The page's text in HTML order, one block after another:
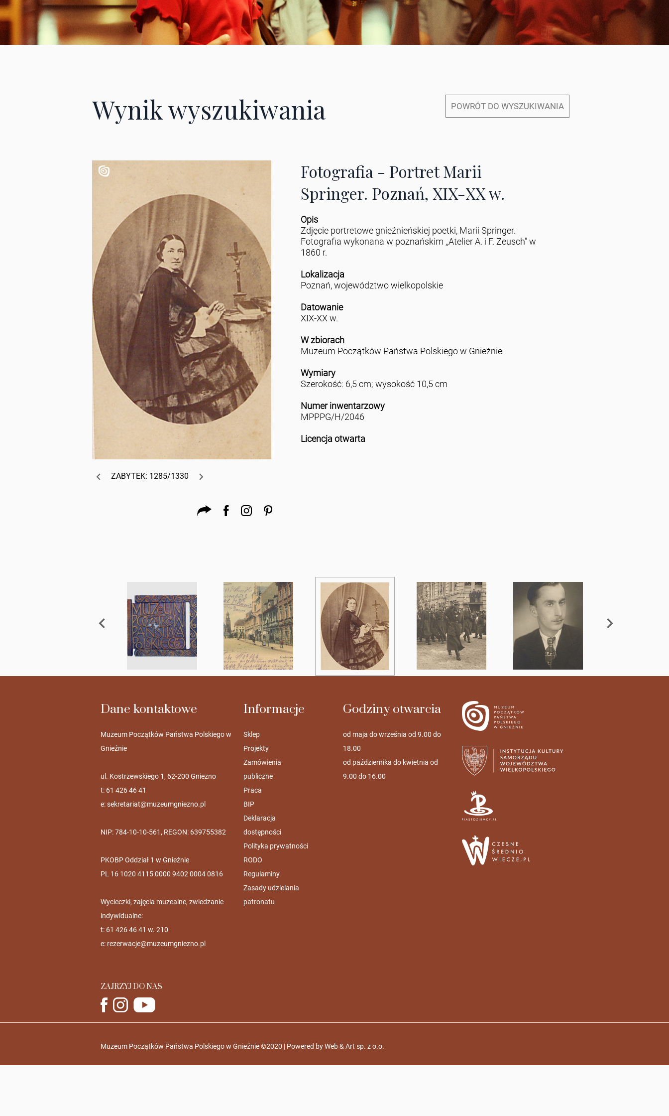
Wynik wyszukiwania POWRÓT DO WYSZUKIWANIA
ZABYTEK: 1285/1330
Fotografia - Portret Marii
Springer. Poznań, XIX-XX w.
Opis
Zdjęcie portretowe gnieźnieńskiej poetki, Marii Springer.
Fotografia wykonana w poznańskim ,,Atelier A. i F. Zeusch" w
1860 r.
Lokalizacja
Poznań, województwo wielkopolskie
Datowanie
XIX-XX w.
W zbiorach
Muzeum Początków Państwa Polskiego w Gnieźnie
Wymiary
Szerokość: 6,5 cm; wysokość 10,5 cm
Numer inwentarzowy
MPPPG/H/2046
Licencja otwarta
Dane kontaktowe
Muzeum Początków Państwa Polskiego w
Gnieźnie
ul. Kostrzewskiego 1, 62-200 Gniezno
t: 61 426 46 41
e:sekretariat@muzeumgniezno.pl
NIP: 784-10-10-561, REGON: 639755382
PKOBP Oddział 1 w Gnieźnie
PL 16 1020 4115 0000 9402 0004 0816
Wycieczki, zajęcia muzealne, zwiedzanie
indywidualne:
t: 61 426 46 41 w. 210
e: rezerwacje@muzeumgniezno.pl
ZAJRZYJ DO NAS
Informacje
Sklep
Projekty
Zamówienia
publiczne
Praca
BIP
Deklaracja
dostępności
Polityka prywatności
RODO
Regulaminy
Zasady udzielania
patronatu
Godziny otwarcia
od maja do września od 9.00 do
18.00
od października do kwietnia od
9.00 do 16.00
Muzeum Początków Państwa Polskiego w Gnieźnie ©2020 | Powered byWeb & Art sp. z o.o.